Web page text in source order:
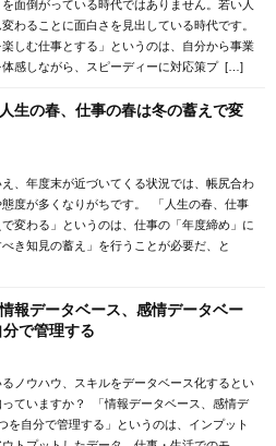
倒がっている時代ではありません。若い人
わることに面白さを見出している時代です。
楽しむ仕事とする」というのは、自分から事業
体感しながら、スピーディーに対応策プ […]
生の春、仕事の春は冬の蓄えで変
年度末が近づいてくる状況では、帳尻合わ
度が多くなりがちです。 「人生の春、仕事
変わる」というのは、仕事の「年度締め」に
き知見の蓄え」を行うことが必要だ、と
報データベース、感情データベー
で管理する
ノウハウ、スキルをデータベース化するとい
っていますか？ 「情報データベース、感情デ
を自分で管理する」というのは、インプット